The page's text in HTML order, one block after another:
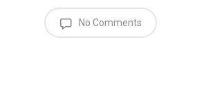
No Comments